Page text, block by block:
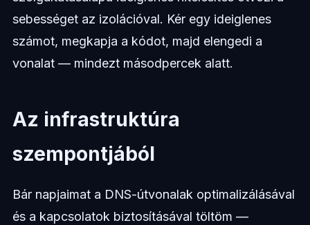
sebességet az izolációval. Kér egy ideiglenes
számot, megkapja a kódot, majd elengedi a
vonalat — mindezt másodpercek alatt.
Az infrastruktúra
szempontjából
Bár napjaimat a DNS-útvonalak optimalizálásával
és a kapcsolatok biztosításával töltöm —